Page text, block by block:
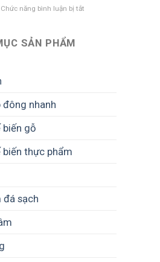
Chức năng bình luận bị tắt
SẢN PHẨM
đông nhanh
biến gỗ
biến thực phẩm
đá sạch